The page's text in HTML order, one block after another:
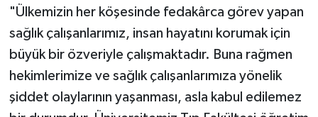
"Ülkemizin her köşesinde fedakârca görev yapan
sağlık çalışanlarımız, insan hayatını korumak için
büyük bir özveriyle çalışmaktadır. Buna rağmen
hekimlerimize ve sağlık çalışanlarımıza yönelik
şiddet olaylarının yaşanması, asla kabul edilemez